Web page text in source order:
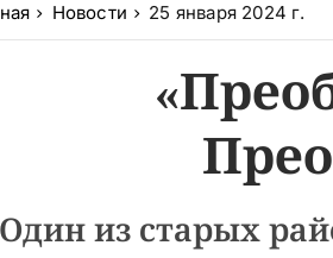
Новости 25 января 2024 г.
Один из старых